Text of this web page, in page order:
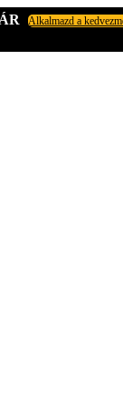
Alkalmazd a